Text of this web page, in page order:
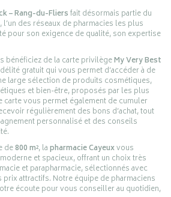
– Rang-du-Fliersfait désormais partie du
, l’un des réseaux de pharmacies les plus
pour son exigence de qualité, son expertise
bénéficiez de la carte privilègeMy Very Best
gratuit qui vous permet d’accéder à de
large sélection de produits cosmétiques,
et bien-être, proposés par les plus
carte vous permet également de cumuler
régulièrement des bons d’achat, tout
personnalisé et des conseils
de800 m², lapharmacie Cayeuxvous
et spacieux, offrant un choix très
et parapharmacie, sélectionnés avec
attractifs. Notre équipe de pharmaciens
écoute pour vous conseiller au quotidien,